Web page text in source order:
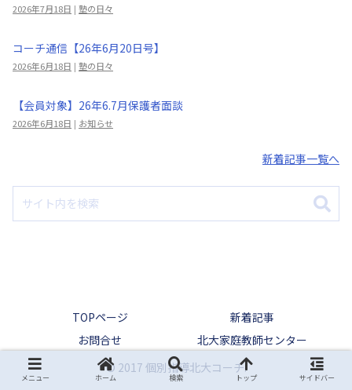
2026年7月18日 | 塾の日々
コーチ通信【26年6月20日号】
2026年6月18日 | 塾の日々
【会員対象】26年6.7月保護者面談
2026年6月18日 | お知らせ
新着記事一覧へ
TOPページ
新着記事
お問合せ
北大家庭教師センター
© 2017 個別指導北大コーチ.
メニュー ホーム 検索 トップ サイドバー